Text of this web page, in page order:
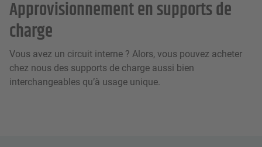
Approvisionnement en supports de
charge
Vous avez un circuit interne ? Alors, vous pouvez acheter
chez nous des supports de charge aussi bien
interchangeables qu’à usage unique.